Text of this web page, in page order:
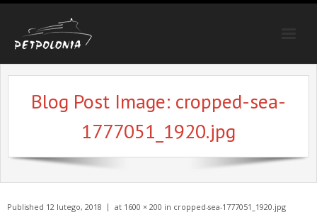
Strona główna
Trasy
Oferty specjalne
Galeria
Blog Post Image: cropped-sea-
1777051_1920.jpg
Published 12 lutego, 2018 at 1600 × 200 in cropped-sea-1777051_1920.jpg